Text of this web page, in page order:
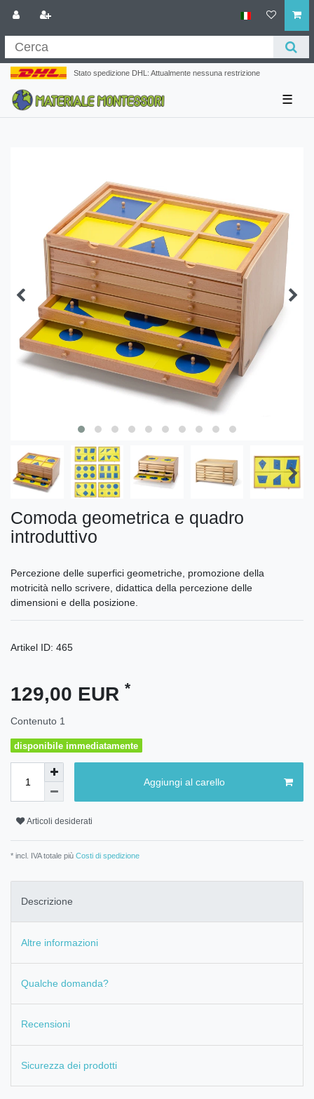
Stato spedizione DHL: Attualmente nessuna restrizione
☰
Comoda geometrica e quadro
introduttivo
Percezione delle superfici geometriche, promozione della
motricità nello scrivere, didattica della percezione delle
dimensioni e della posizione.
Artikel ID: 465
129,00 EUR *
Contenuto 1
disponibile immediatamente
Aggiungi al carello
Articoli desiderati
* incl. IVA totale più Costi di spedizione
Descrizione
Altre informazioni
Qualche domanda?
Recensioni
Sicurezza dei prodotti